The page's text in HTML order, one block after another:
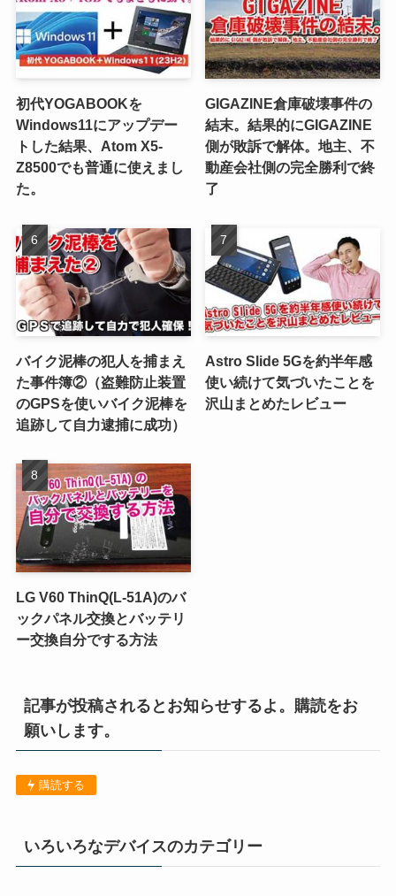
初代YOGABOOKを
Windows11にアップデー
トした結果、Atom X5-
Z8500でも普通に使えまし
た。
GIGAZINE倉庫破壊事件の
結末。結果的にGIGAZINE
側が敗訴で解体。地主、不
動産会社側の完全勝利で終
了
バイク泥棒の犯人を捕まえ
た事件簿②（盗難防止装置
のGPSを使いバイク泥棒を
追跡して自力逮捕に成功）
Astro Slide 5Gを約半年感
使い続けて気づいたことを
沢山まとめたレビュー
LG V60 ThinQ(L-51A)のバ
ックパネル交換とバッテリ
ー交換自分でする方法
記事が投稿されるとお知らせするよ。購読をお
願いします。
購読する
いろいろなデバイスのカテゴリー